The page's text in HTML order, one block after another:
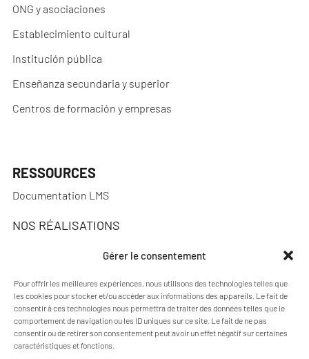
Gérer le consentement
Pour offrir les meilleures expériences, nous utilisons des technologies telles que
les cookies pour stocker et/ou accéder aux informations des appareils. Le fait de
consentir à ces technologies nous permettra de traiter des données telles que le
comportement de navigation ou les ID uniques sur ce site. Le fait de ne pas
consentir ou de retirer son consentement peut avoir un effet négatif sur certaines
caractéristiques et fonctions.
ONG y asociaciones
Establecimiento cultural
Institución pública
Enseñanza secundaria y superior
Centros de formación y empresas
RESSOURCES
Documentation LMS
NOS RÉALISATIONS
A PROPOS
Blog Pimenko: Experiencia en e-learning y LMS